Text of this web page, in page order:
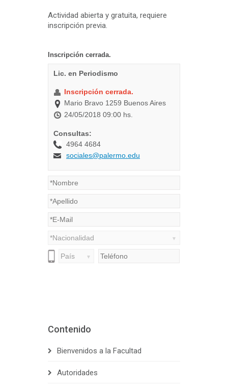
Actividad abierta y gratuita, requiere
inscripción previa.
Contenido
Bienvenidos a la Facultad
Autoridades